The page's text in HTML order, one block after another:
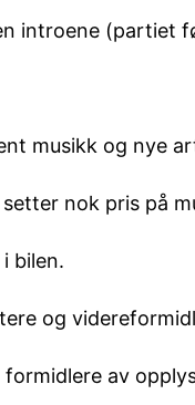
introene (partiet
musikk og nye
nok pris på
bilen.
og
av